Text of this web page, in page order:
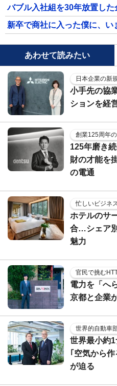
バブル入社組を30年放置した
新卒で商社に入った僕に、い
あわせて読みたい
日本企業の新
小手先の協
ションを経
創業125周年
125年磨き
財の才能を
の電通
忙しいビジネ
ホテルのサ
合…シェア
魅力
官民で挑む
電力を「へ
京都と企業
世界的自動車
世界最小約
｢空気から
が迫る